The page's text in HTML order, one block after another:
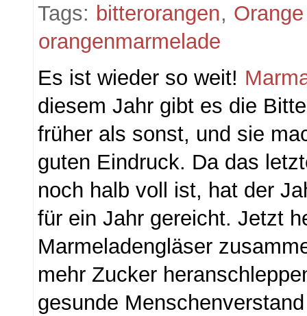
Tags: bitterorangen,
orangenmarmelade
Es ist wieder so weit!
diesem Jahr gibt es die
früher als sonst, und sie
guten Eindruck. Da das
noch halb voll ist, hat der
für ein Jahr gereicht. Jetzt
Marmeladengläser
mehr Zucker
gesunde